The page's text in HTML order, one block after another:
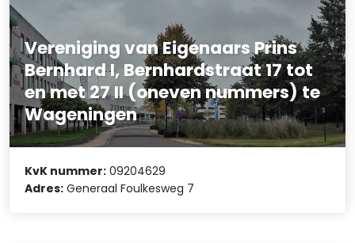
Vereniging van Eigenaars Prins
Bernhard I, Bernhardstraat 17 tot
en met 27 II (oneven nummers) te
Wageningen
KvK nummer: 09204629
Adres: Generaal Foulkesweg 7